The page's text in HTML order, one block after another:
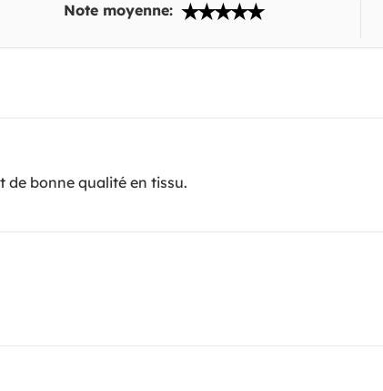
Note moyenne:
de bonne qualité en tissu.